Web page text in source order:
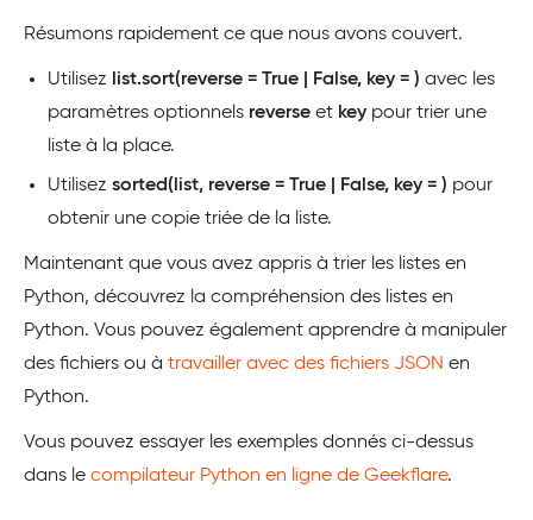
Résumons rapidement ce que nous avons couvert.
Utilisez list.sort(reverse = True | False, key = ) avec les
paramètres optionnels reverse et key pour trier une
liste à la place.
Utilisez sorted(list, reverse = True | False, key = ) pour
obtenir une copie triée de la liste.
Maintenant que vous avez appris à trier les listes en
Python, découvrez la compréhension des listes en
Python. Vous pouvez également apprendre à manipuler
des fichiers ou à travailler avec des fichiers JSON en
Python.
Vous pouvez essayer les exemples donnés ci-dessus
dans le compilateur Python en ligne de Geekflare.